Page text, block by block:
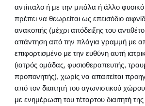
αντίπαλο ή με την μπάλα ή άλλο φυσικό
πρέπει να θεωρείται ως επεισόδιο
ανακοπής (μέχρι απόδειξης του
απάντηση από την πλάγια γραμμή με
επιφορτισμένο με την ευθύνη αυτή
(ιατρός ομάδας, φυσιοθεραπευτής,
προπονητής), χωρίς να απαιτείται
από τον διαιτητή του αγωνιστικού χώρου
με ενημέρωση του τέταρτου διαιτητή